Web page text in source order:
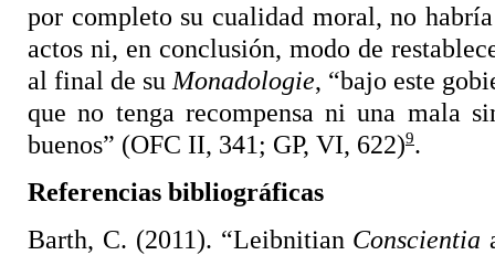
por completo su cualidad moral, no
actos ni, en conclusión, modo de
al final de su Monadologie, “bajo este
que no tenga recompensa ni una mala
buenos” (OFC II, 341; GP, VI, 622)9.
Referencias bibliográficas
Barth, C. (2011). “Leibnitian Conscientia